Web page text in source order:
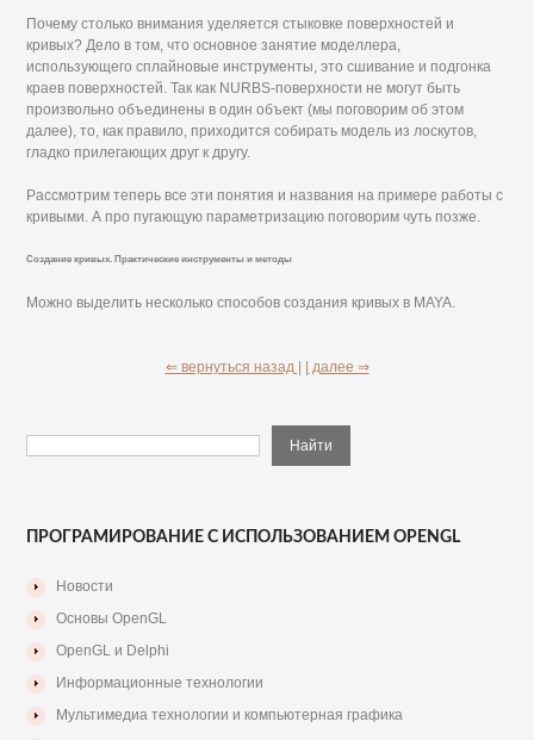
Почему столько внимания уделяется стыковке поверхностей и
кривых? Дело в том, что основное занятие моделлера,
использующего сплайновые инструменты, это сшивание и подгонка
краев поверхностей. Так как NURBS-поверхности не могут быть
произвольно объединены в один объект (мы поговорим об этом
далее), то, как правило, приходится собирать модель из лоскутов,
гладко прилегающих друг к другу.
Рассмотрим теперь все эти понятия и названия на примере работы с
кривыми. А про пугающую параметризацию поговорим чуть позже.
Создание кривых. Практические инструменты и методы
Можно выделить несколько способов создания кривых в MAYA.
⇐ вернуться назад | | далее ⇒
ПРОГРАМИРОВАНИЕ С ИСПОЛЬЗОВАНИЕМ OPENGL
Новости
Основы OpenGL
OpenGL и Delphi
Информационные технологии
Мультимедиа технологии и компьютерная графика